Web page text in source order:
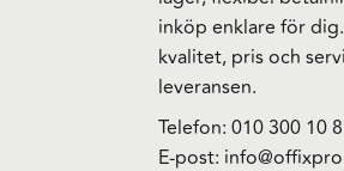
inköp enklare för
kvalitet, pris och
leveransen.
Telefon: 010 300 10
E-post: